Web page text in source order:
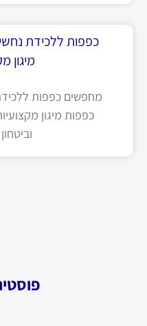
כפפות ללכידת
מיגון
מחפשים כפפות ללכידת
כפפות מיגון
וביטחון